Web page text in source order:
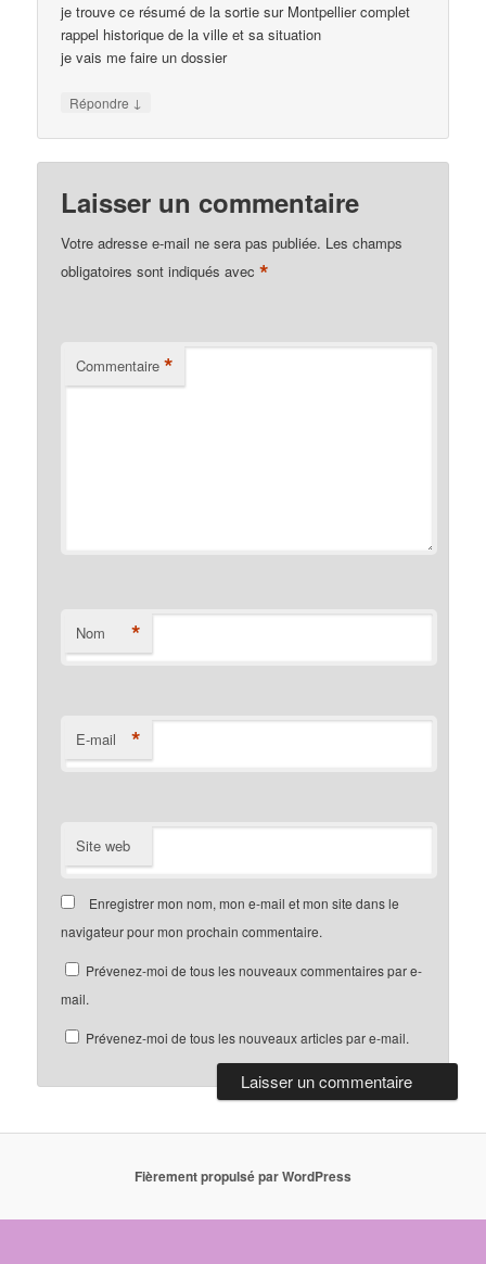
je trouve ce résumé de la sortie sur Montpellier complet
rappel historique de la ville et sa situation
je vais me faire un dossier
Répondre ↓
Laisser un commentaire
Votre adresse e-mail ne sera pas publiée. Les champs
obligatoires sont indiqués avec*
Commentaire *
Nom *
E-mail *
Site web
Enregistrer mon nom, mon e-mail et mon site dans le
navigateur pour mon prochain commentaire.
Prévenez-moi de tous les nouveaux commentaires par e-
mail.
Prévenez-moi de tous les nouveaux articles par e-mail.
Fièrement propulsé par WordPress